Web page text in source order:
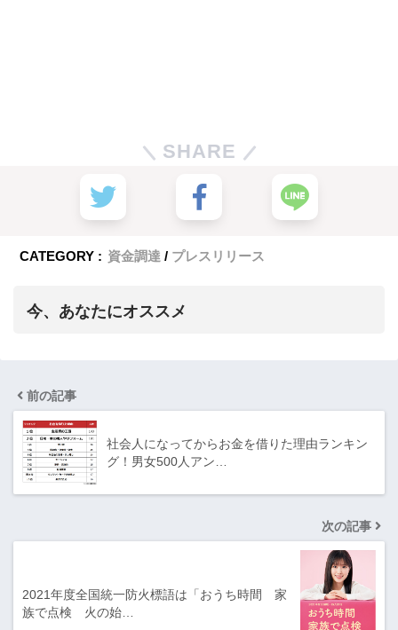
SHARE
CATEGORY : 資金調達 プレスリリース
今、あなたにオススメ
前の記事
社会人になってからお金を借りた理由ランキン
グ！男女500人アン…
次の記事
2021年度全国統一防火標語は「おうち時間 家
族で点検 火の始…